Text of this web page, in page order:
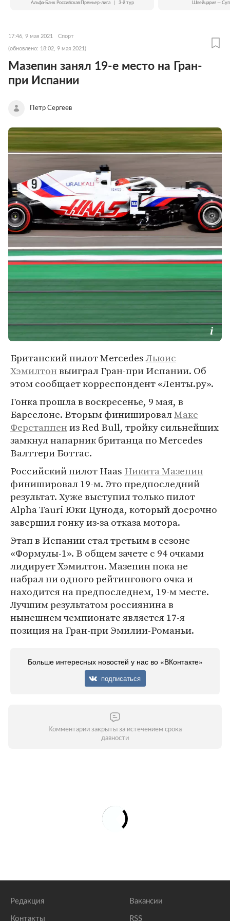
Альфа-Банк Российская Премьер-лига 3-й тур Швейцария —
17:46, 9 мая 2021 Спорт
(обновлено: 18:02, 9 мая 2021)
Мазепин занял 19-е место на Гран-
при Испании
Петр Сергеев
Британский пилот MercedesЛьюис
Хэмилтонвыиграл Гран-при Испании. Об
этом сообщает корреспондент «Ленты.ру».
Гонка прошла в воскресенье, 9 мая, в
Барселоне. Вторым финишировалМакс
Ферстаппениз Red Bull, тройку сильнейших
замкнул напарник британца по Mercedes
Валттери Боттас.
Российский пилот Haas Никита Мазепин
финишировал 19-м. Это предпоследний
результат. Хуже выступил только пилот
Alpha Tauri Юки Цунода, который досрочно
завершил гонку из-за отказа мотора.
Этап в Испании стал третьим в сезоне
«Формулы-1». В общем зачете с 94 очками
лидирует Хэмилтон. Мазепин пока не
набрал ни одного рейтингового очка и
находится на предпоследнем, 19-м месте.
Лучшим результатом россиянина в
нынешнем чемпионате является 17-я
позиция на Гран-при Эмилии-Романьи.
Больше интересных новостей у нас во «ВКонтакте»
подписаться
Комментарии закрыты за истечением срока
давности
Редакция
Контакты
Вакансии
RSS